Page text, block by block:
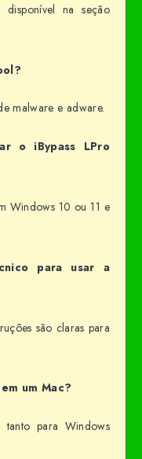
na seção
malware e adware.
o iBypass LPro
Windows 10 ou 11 e
para usar a
são claras para
um Mac?
tanto para Windows